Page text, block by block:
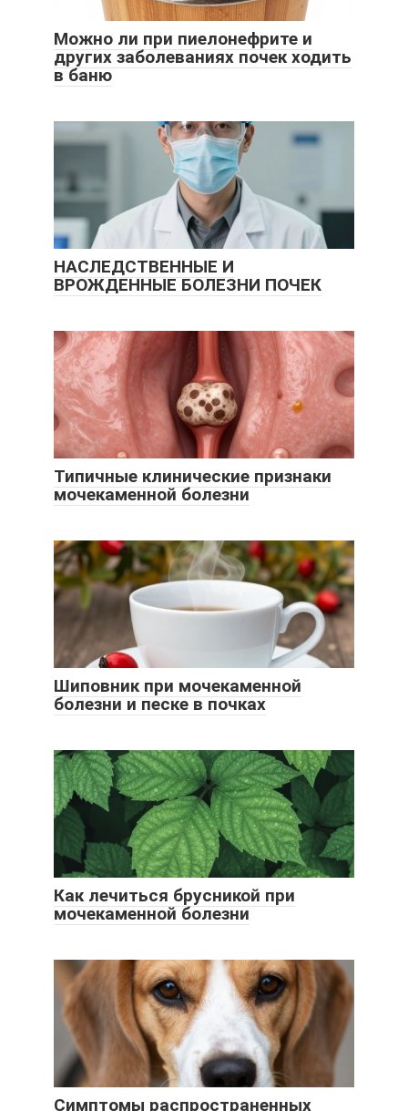
Можно ли при пиелонефрите и
других заболеваниях почек ходить
в баню
НАСЛЕДСТВЕННЫЕ И
ВРОЖДЕННЫЕ БОЛЕЗНИ ПОЧЕК
Типичные клинические признаки
мочекаменной болезни
Шиповник при мочекаменной
болезни и песке в почках
Как лечиться брусникой при
мочекаменной болезни
Симптомы распространенных